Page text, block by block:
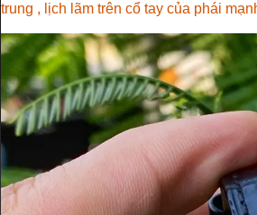
trung , lịch lãm trên cổ tay của phái